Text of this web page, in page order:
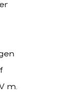
m.